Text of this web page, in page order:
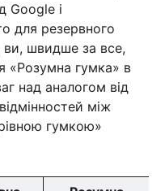
Google і
для резервного
ви, швидше за все,
«Розумна гумка» в
над аналогом від
між
гумкою»